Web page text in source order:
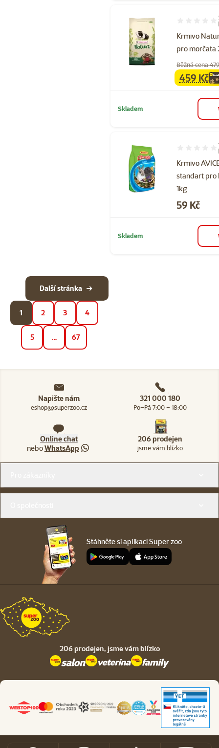
Krmivo
pro morčata
Hodnocení
Běžná cena
family
459 Kč
Skladem
Krmivo
standart
1kg
Hodnocení
Cena
59 Kč
Skladem
1 2 3 4
5 … 67
Další stránka
Napište nám
eshop@superzoo.cz
321 000 180
Po–Pá 7:00 – 18:00
Online chat
neboWhatsApp
206 prodejen
jsme vám blízko
Stáhněte si aplikaci Super zoo
206 prodejen, jsme vám blízko